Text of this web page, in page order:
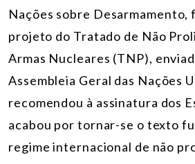
Nações sobre Desarmamento,
projeto do Tratado de Não
Armas Nucleares (TNP),
Assembleia Geral das Nações
recomendou à assinatura dos
acabou por tornar-se o texto
regime internacional de não